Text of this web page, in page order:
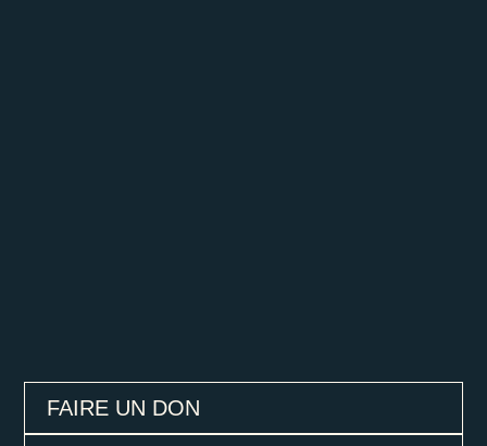
FAIRE UN DON